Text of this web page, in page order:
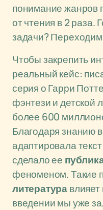
понимание жанров
от чтения в 2 раза.
задачи?
Чтобы закрепить
реальный кейс:
серия о Гарри
фэнтези и детской
более 600
Благодаря знанию
адаптировала
сделало ее
феноменом. Такие
литература
введении мы уже